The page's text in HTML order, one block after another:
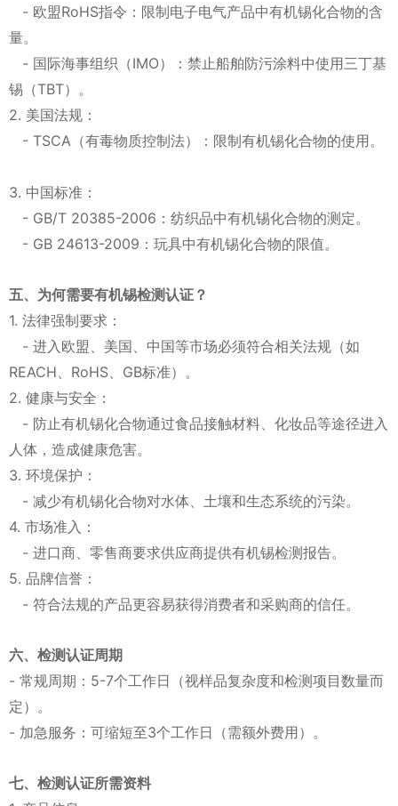
- 欧盟RoHS指令：限制电子电气产品中有机锡化合物的含
量。
- 国际海事组织（IMO）：禁止船舶防污涂料中使用三丁基
锡（TBT）。
2. 美国法规：
- TSCA（有毒物质控制法）：限制有机锡化合物的使用。
3. 中国标准：
- GB/T 20385-2006：纺织品中有机锡化合物的测定。
- GB 24613-2009：玩具中有机锡化合物的限值。
五、为何需要有机锡检测认证？
1. 法律强制要求：
- 进入欧盟、美国、中国等市场必须符合相关法规（如
REACH、RoHS、GB标准）。
2. 健康与安全：
- 防止有机锡化合物通过食品接触材料、化妆品等途径进入
人体，造成健康危害。
3. 环境保护：
- 减少有机锡化合物对水体、土壤和生态系统的污染。
4. 市场准入：
- 进口商、零售商要求供应商提供有机锡检测报告。
5. 品牌信誉：
- 符合法规的产品更容易获得消费者和采购商的信任。
六、检测认证周期
- 常规周期：5-7个工作日（视样品复杂度和检测项目数量而
定）。
- 加急服务：可缩短至3个工作日（需额外费用）。
七、检测认证所需资料